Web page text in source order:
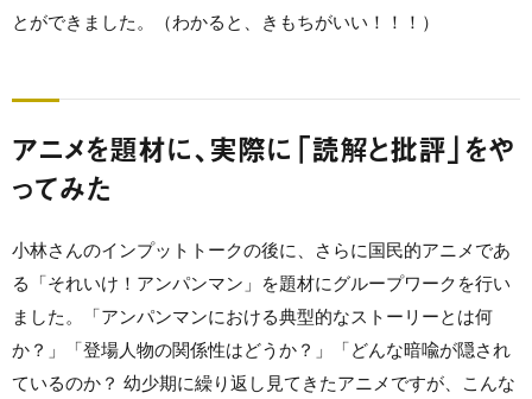
とができました。（わかると、きもちがいい！！！）
アニメを題材に、実際に「読解と批評」をや
ってみた
小林さんのインプットトークの後に、さらに国民的アニメであ
る「それいけ！アンパンマン」を題材にグループワークを行い
ました。「アンパンマンにおける典型的なストーリーとは何
か？」「登場人物の関係性はどうか？」「どんな暗喩が隠され
ているのか？ 幼少期に繰り返し見てきたアニメですが、こんな